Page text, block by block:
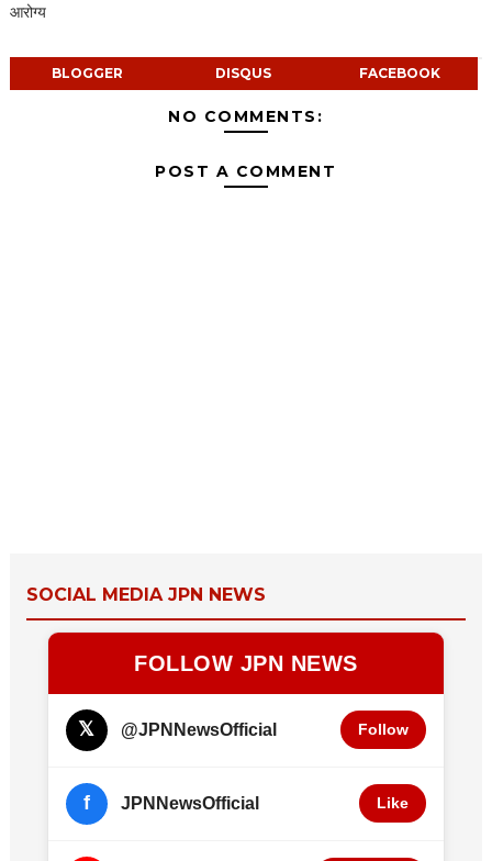
आरोग्य
BLOGGER DISQUS FACEBOOK
NO COMMENTS:
POST A COMMENT
SOCIAL MEDIA JPN NEWS
FOLLOW JPN NEWS
𝕏 @JPNNewsOfficial Follow
f JPNNewsOfficial Like